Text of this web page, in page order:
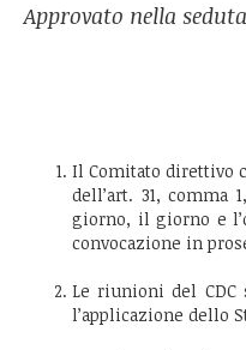
Approvato nella
Il Comitato direttivo
dell’art. 31, comma
giorno, il giorno e
convocazione in
Le riunioni del CDC
l’applicazione dello